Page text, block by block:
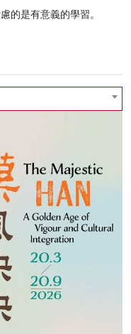
的是有意義的學習。